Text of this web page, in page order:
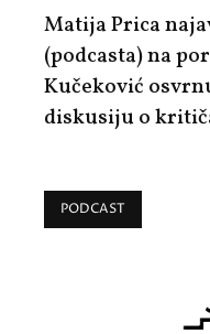
Matija Prica
(podcasta) na
Kučeković
diskusiju o
PODCAST